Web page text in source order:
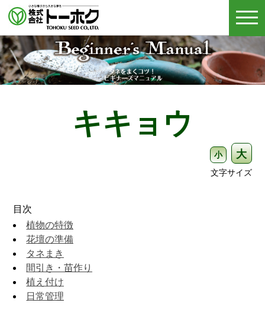
キキョウ
小 大
文字サイズ
目次
植物の特徴
花壇の準備
タネまき
間引き・苗作り
植え付け
日常管理